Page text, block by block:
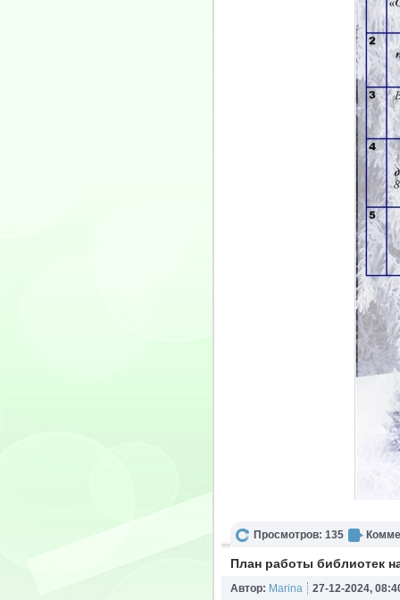
Просмотров: 135
План работы библиотек
Автор: Marina 27-12-2024,